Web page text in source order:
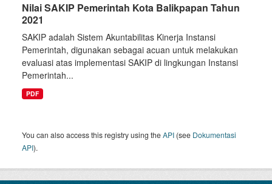
Nilai SAKIP Pemerintah Kota Balikpapan Tahun
2021
SAKIP adalah Sistem Akuntabilitas Kinerja Instansi
Pemerintah, digunakan sebagai acuan untuk melakukan
evaluasi atas implementasi SAKIP di lingkungan Instansi
Pemerintah...
PDF
You can also access this registry using theAPI (see Dokumentasi
API).